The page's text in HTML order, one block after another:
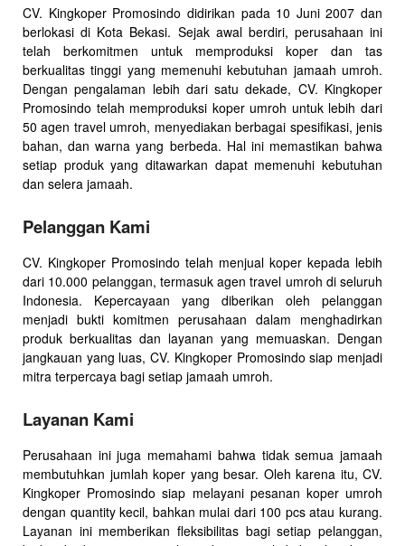
CV. Kingkoper Promosindo didirikan pada 10 Juni 2007 dan
berlokasi di Kota Bekasi. Sejak awal berdiri, perusahaan ini
telah berkomitmen untuk memproduksi koper dan tas
berkualitas tinggi yang memenuhi kebutuhan jamaah umroh.
Dengan pengalaman lebih dari satu dekade, CV. Kingkoper
Promosindo telah memproduksi koper umroh untuk lebih dari
50 agen travel umroh, menyediakan berbagai spesifikasi, jenis
bahan, dan warna yang berbeda. Hal ini memastikan bahwa
setiap produk yang ditawarkan dapat memenuhi kebutuhan
dan selera jamaah.
Pelanggan Kami
CV. Kingkoper Promosindo telah menjual koper kepada lebih
dari 10.000 pelanggan, termasuk agen travel umroh di seluruh
Indonesia. Kepercayaan yang diberikan oleh pelanggan
menjadi bukti komitmen perusahaan dalam menghadirkan
produk berkualitas dan layanan yang memuaskan. Dengan
jangkauan yang luas, CV. Kingkoper Promosindo siap menjadi
mitra terpercaya bagi setiap jamaah umroh.
Layanan Kami
Perusahaan ini juga memahami bahwa tidak semua jamaah
membutuhkan jumlah koper yang besar. Oleh karena itu, CV.
Kingkoper Promosindo siap melayani pesanan koper umroh
dengan quantity kecil, bahkan mulai dari 100 pcs atau kurang.
Layanan ini memberikan fleksibilitas bagi setiap pelanggan,